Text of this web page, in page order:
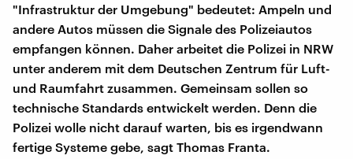
"Infrastruktur der Umgebung" bedeutet: Ampeln und
andere Autos müssen die Signale des Polizeiautos
empfangen können. Daher arbeitet die Polizei in NRW
unter anderem mit dem Deutschen Zentrum für Luft-
und Raumfahrt zusammen. Gemeinsam sollen so
technische Standards entwickelt werden. Denn die
Polizei wolle nicht darauf warten, bis es irgendwann
fertige Systeme gebe, sagt Thomas Franta.